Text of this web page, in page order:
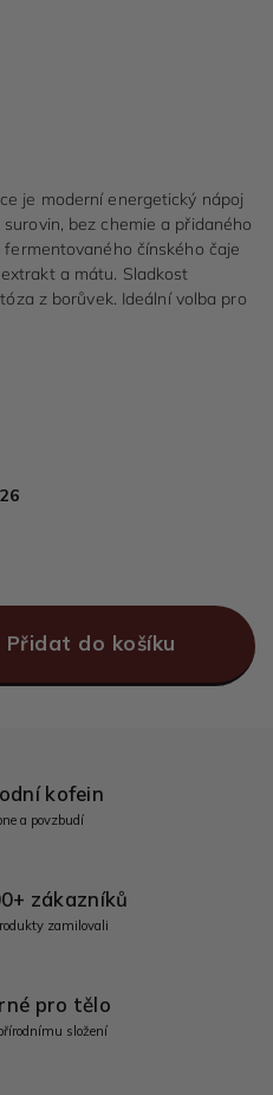
Přidat do košíku
je moderní energetický nápoj
bez chemie a přidaného
čínského čaje
a mátu. Sladkost
z borůvek. Ideální volba pro
kofein
a povzbudí
zákazníků
zamilovali
pro tělo
složení